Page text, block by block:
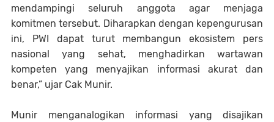
mendampingi seluruh anggota agar menjaga
komitmen tersebut. Diharapkan dengan kepengurusan
ini, PWI dapat turut membangun ekosistem pers
nasional yang sehat, menghadirkan wartawan
kompeten yang menyajikan informasi akurat dan
benar,” ujar Cak Munir.
Munir menganalogikan informasi yang disajikan